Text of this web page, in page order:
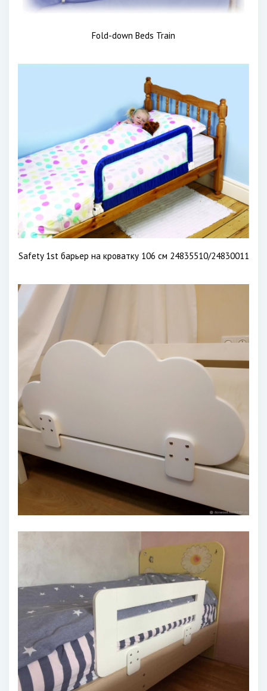
Fold-down Beds Train
Safety 1st барьер на кроватку 106 см 24835510/24830011